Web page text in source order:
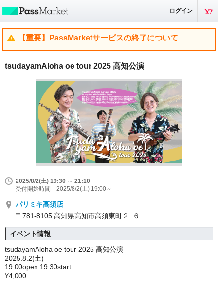
ログイン
【重要】PassMarketサービスの終了について
tsudayamAloha oe tour 2025 高知公演
2025/8/2(土) 19:30 ～ 21:10
受付開始時間 2025/8/2(土) 19:00～
パリミキ高須店
〒781-8105 高知県高知市高須東町２−６
イベント情報
tsudayamAloha oe tour 2025 高知公演
2025.8.2(土)
19:00open 19:30start
¥4,000